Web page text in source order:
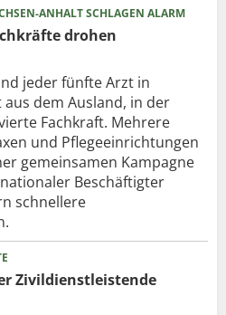
ANHALT SCHLAGEN ALARM
drohen
jeder fünfte Arzt in
dem Ausland, in der
Fachkraft. Mehrere
und Pflegeeinrichtungen
gemeinsamen Kampagne
Beschäftigter
schnellere
Zivildienstleistende